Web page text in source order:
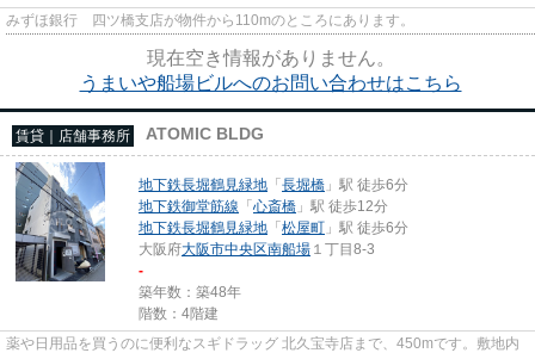
みずほ銀行 四ツ橋支店が物件から110mのところにあります。
現在空き情報がありません。
うまいや船場ビルへのお問い合わせはこちら
賃貸｜店舗事務所 ATOMIC BLDG
地下鉄長堀鶴見緑地 「長堀橋 」駅 徒歩6分
地下鉄御堂筋線 「心斎橋 」駅 徒歩12分
地下鉄長堀鶴見緑地 「松屋町 」駅 徒歩6分
大阪府大阪市中央区南船場 １丁目8-3
-
築年数：築48年
階数：4階建
薬や日用品を買うのに便利なスギドラッグ 北久宝寺店まで、450mです。敷地内